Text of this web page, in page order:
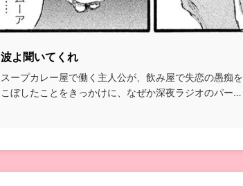
波よ聞いてくれ
スープカレー屋で働く主人公が、飲み屋で失恋の愚痴を
こぼしたことをきっかけに、なぜか深夜ラジオのパーソ